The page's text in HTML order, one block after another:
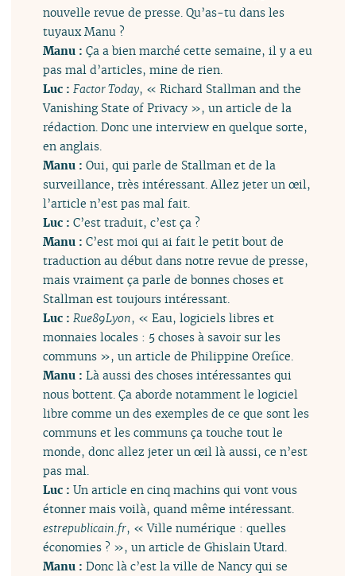
nouvelle revue de presse. Qu’as-tu dans les
tuyaux Manu ?
Manu :Ça a bien marché cette semaine, il y a eu
pas mal d’articles, mine de rien.
Luc : Factor Today, « Richard Stallman and the
Vanishing State of Privacy », un article de la
rédaction. Donc une interview en quelque sorte,
en anglais.
Manu :Oui, qui parle de Stallman et de la
surveillance, très intéressant. Allez jeter un œil,
l’article n’est pas mal fait.
Luc :C’est traduit, c’est ça ?
Manu :C’est moi qui ai fait le petit bout de
traduction au début dans notre revue de presse,
mais vraiment ça parle de bonnes choses et
Stallman est toujours intéressant.
Luc : Rue89Lyon, « Eau, logiciels libres et
monnaies locales : 5 choses à savoir sur les
communs », un article de Philippine Orefice.
Manu :Là aussi des choses intéressantes qui
nous bottent. Ça aborde notamment le logiciel
libre comme un des exemples de ce que sont les
communs et les communs ça touche tout le
monde, donc allez jeter un œil là aussi, ce n’est
pas mal.
Luc :Un article en cinq machins qui vont vous
étonner mais voilà, quand même intéressant.
estrepublicain.fr, « Ville numérique : quelles
économies ? », un article de Ghislain Utard.
Manu :Donc là c’est la ville de Nancy qui se